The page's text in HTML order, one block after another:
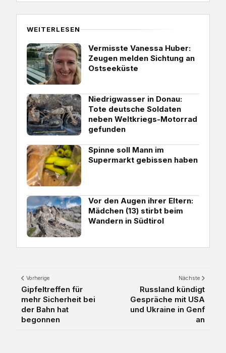
WEITERLESEN
Vermisste Vanessa Huber:
Zeugen melden Sichtung an
Ostseeküste
Niedrigwasser in Donau:
Tote deutsche Soldaten
neben Weltkriegs-Motorrad
gefunden
Spinne soll Mann im
Supermarkt gebissen haben
Vor den Augen ihrer Eltern:
Mädchen (13) stirbt beim
Wandern in Südtirol
Vorherige
Gipfeltreffen für
mehr Sicherheit bei
der Bahn hat
begonnen
Nächste
Russland kündigt
Gespräche mit USA
und Ukraine in Genf
an